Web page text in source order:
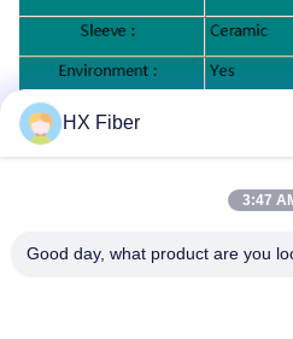
Spesifikasi:
HX Fiber
3:47
Good day, what product are you